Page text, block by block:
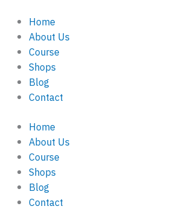
content
Home
About Us
Course
Shops
Blog
Contact
Home
About Us
Course
Shops
Blog
Contact
quantity